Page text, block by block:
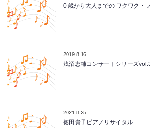
0 歳から大人までの ワクワク・
2019.8.16
浅沼恵輔コンサートシリーズ
2021.8.25
徳田貴子ピアノリサイタル